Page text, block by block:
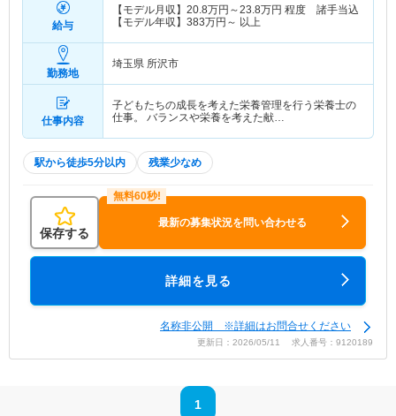
給与
【モデル月収】 20.8万円～23.8万円 程度 諸手当込
【モデル年収】 383万円～ 以上
勤務地
埼玉県 所沢市
仕事内容
子どもたちの成長を考えた栄養管理を行う栄養士の
仕事。 バランスや栄養を考えた献…
駅から徒歩5分以内 残業少なめ
保存する
最新の募集状況を問い合わせる
詳細を見る
名称非公開 ※詳細はお問合せください
更新日：2026/05/11 求人番号：9120189
1